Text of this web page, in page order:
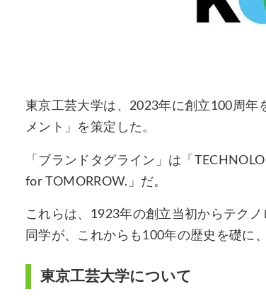
東京工芸大学は、2023年に創立100周年
メント」を策定した。
「ブランドタグライン」は「
for TOMORROW.」だ。
これらは、1923年の創立当初からテク
同学が、これからも100年の歴史を礎に
東京工芸大学について